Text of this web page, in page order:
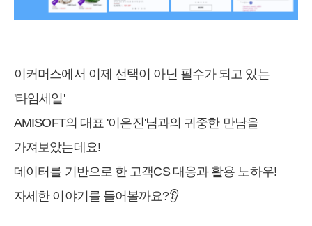
이커머스에서 이제 선택이 아닌 필수가 되고 있는
'타임세일'
AMISOFT의 대표 '이은진'님과의 귀중한 만남을
가져보았는데요!
데이터를 기반으로 한 고객CS 대응과 활용 노하우!
자세한 이야기를 들어볼까요?👂